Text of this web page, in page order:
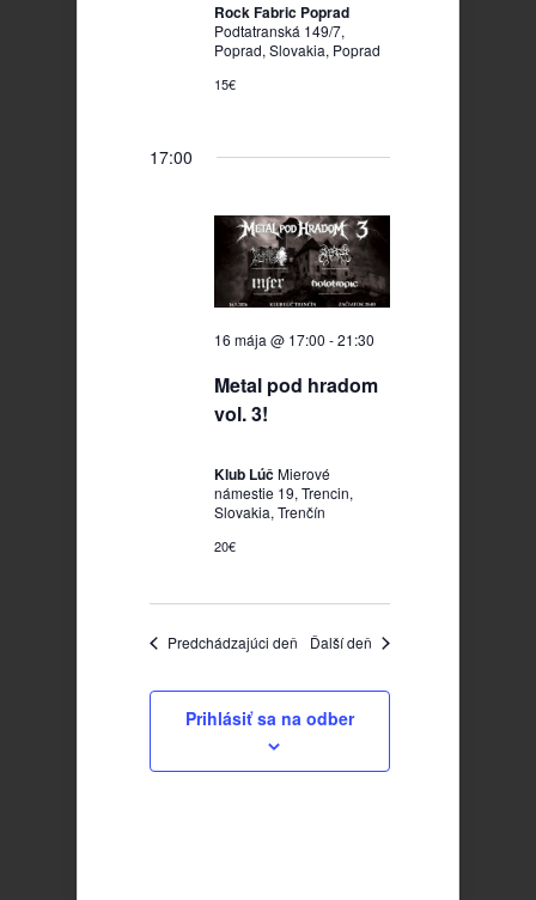
Rock Fabric Poprad
Podtatranská 149/7,
Poprad, Slovakia, Poprad
15€
17:00
Metal pod hradom
vol. 3!
16 mája @ 17:00 -21:30
Klub LúčMierové
námestie 19, Trencin,
Slovakia, Trenčín
20€
Predchádzajúci deň Ďalší deň
Prihlásiť sa na odber